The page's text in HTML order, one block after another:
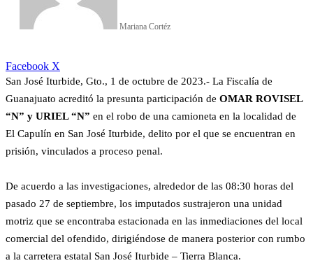
Mariana Cortéz
Facebook X
San José Iturbide, Gto., 1 de octubre de 2023.- La Fiscalía de
Guanajuato acreditó la presunta participación de OMAR ROVISEL
“N” y URIEL “N” en el robo de una camioneta en la localidad de
El Capulín en San José Iturbide, delito por el que se encuentran en
prisión, vinculados a proceso penal.
De acuerdo a las investigaciones, alrededor de las 08:30 horas del
pasado 27 de septiembre, los imputados sustrajeron una unidad
motriz que se encontraba estacionada en las inmediaciones del local
comercial del ofendido, dirigiéndose de manera posterior con rumbo
a la carretera estatal San José Iturbide – Tierra Blanca.